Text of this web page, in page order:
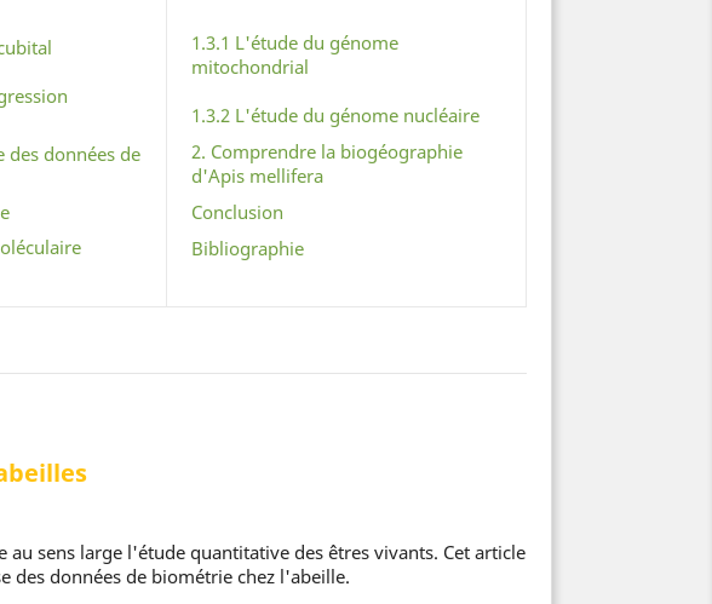
des données de
1.3.1 L'étude du génome
mitochondrial
1.3.2 L'étude du génome nucléaire
2. Comprendre la biogéographie
d'Apis mellifera
Conclusion
Bibliographie
sens large l'étude quantitative des êtres vivants. Cet article
des données de biométrie chez l'abeille.